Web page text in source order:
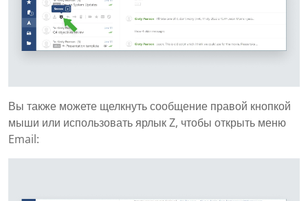
Вы также можете щелкнуть сообщение правой кнопкой
мыши или использовать ярлык Z, чтобы открыть меню
Email: